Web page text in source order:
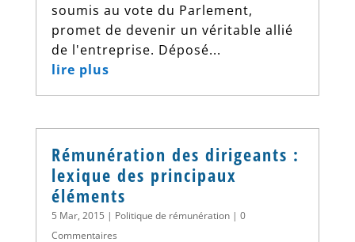
soumis au vote du Parlement,
promet de devenir un véritable allié
de l'entreprise. Déposé...
lire plus
Rémunération des dirigeants :
lexique des principaux
éléments
5 Mar, 2015 | Politique de rémunération| 0
Commentaires